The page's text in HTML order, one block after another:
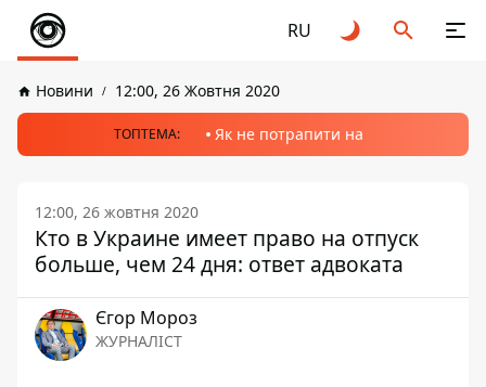
RU
Новини 12:00, 26 Жовтня 2020
ТОПТЕМА: Як не потрапити на
12:00, 26 жовтня 2020
Кто в Украине имеет право на отпуск
больше, чем 24 дня: ответ адвоката
Єгор Мороз
ЖУРНАЛІСТ